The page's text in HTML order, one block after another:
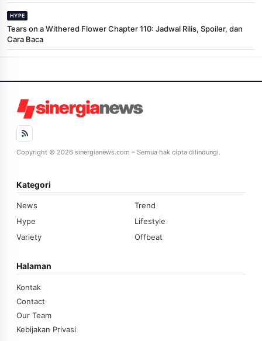
HYPE
Tears on a Withered Flower Chapter 110: Jadwal Rilis, Spoiler, dan
Cara Baca
Copyright © 2026 sinergianews.com – Semua hak cipta dilindungi.
Kategori
News
Trend
Hype
Lifestyle
Variety
Offbeat
Halaman
Kontak
Contact
Our Team
Kebijakan Privasi